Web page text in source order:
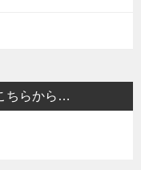
ちらから…